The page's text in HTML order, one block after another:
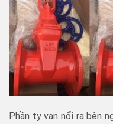
Phần ty van nổi ra bên